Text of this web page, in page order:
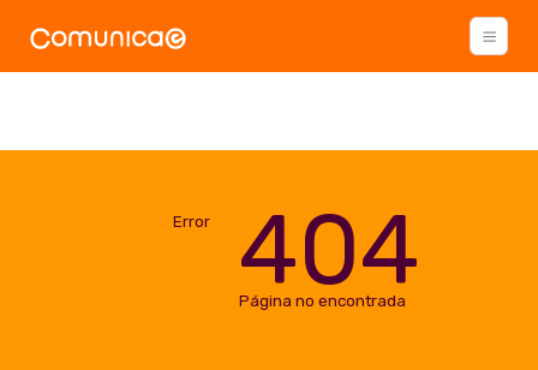
Error 404
Página no encontrada